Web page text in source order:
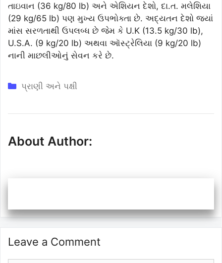
તાઇવાન (36 kg/80 lb) અને એશિયન દેશો, દા.ત. મલેશિયા
(29 kg/65 lb) પણ મુખ્ય ઉપભોક્તા છે. અદ્યતન દેશો જ્યાં
માંસ સરળતાથી ઉપલબ્ધ છે જેમ કે U.K (13.5 kg/30 lb),
U.S.A. (9 kg/20 lb) અથવા ઑસ્ટ્રેલિયા (9 kg/20 lb)
નાની માછલીઓનું સેવન કરે છે.
Categories
પ્રાણી અને પક્ષી
About Author:
Leave a Comment